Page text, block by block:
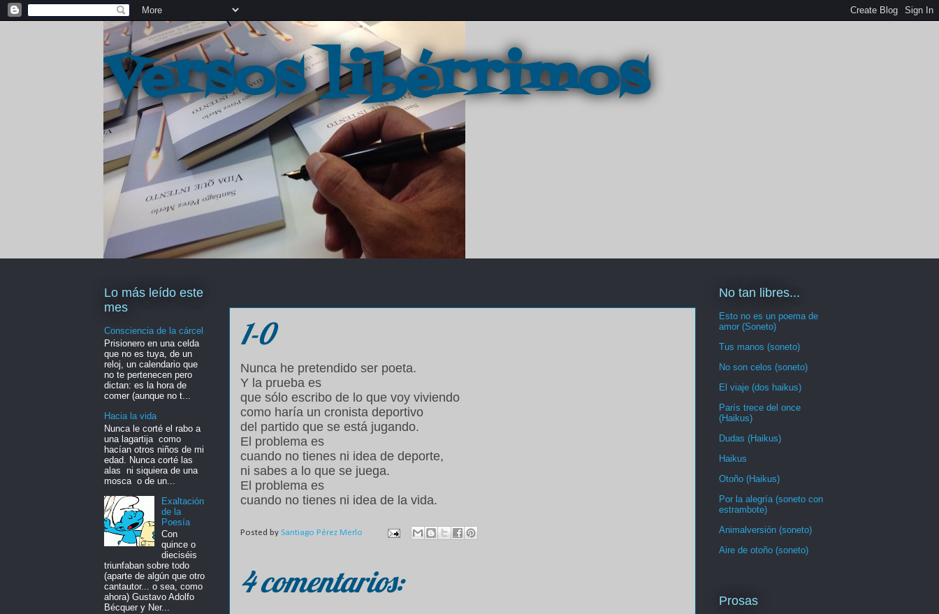
Versos libérrimos
1-0
Nunca he pretendido ser poeta.
Y la prueba es
que sólo escribo de lo que voy viviendo
como haría un cronista deportivo
del partido que se está jugando.
El problema es
cuando no tienes ni idea de deporte,
ni sabes a lo que se juega.
El problema es
cuando no tienes ni idea de la vida.
Posted by Santiago Pérez Merlo
4 comentarios:
Lo más leído este
mes
Consciencia de la cárcel
Prisionero en una celda
que no es tuya, de un
reloj, un calendario que
no te pertenecen pero
dictan: es la hora de
comer (aunque no t...
Hacia la vida
Nunca le corté el rabo a
una lagartija como
hacían otros niños de mi
edad. Nunca corté las
alas ni siquiera de una
mosca o de un...
Exaltación
de la
Poesía
Con
quince o
dieciséis
triunfaban sobre todo
(aparte de algún que otro
cantautor... o sea, como
ahora) Gustavo Adolfo
Bécquer y Ner...
No tan libres...
Esto no es un poema de
amor (Soneto)
Tus manos (soneto)
No son celos (soneto)
El viaje (dos haikus)
París trece del once
(Haikus)
Dudas (Haikus)
Haikus
Otoño (Haikus)
Por la alegría (soneto con
estrambote)
Animalversión (soneto)
Aire de otoño (soneto)
Prosas